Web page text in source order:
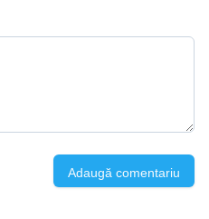
Adaugă comentariu